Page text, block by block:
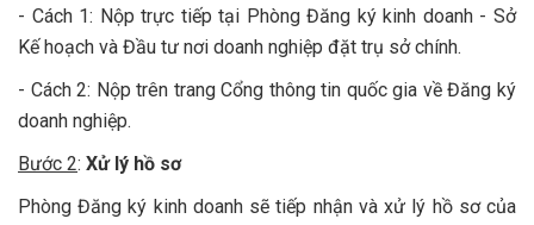
- Cách 1: Nộp trực tiếp tại Phòng Đăng ký kinh doanh - Sở
Kế hoạch và Đầu tư nơi doanh nghiệp đặt trụ sở chính.
- Cách 2: Nộp trên trang Cổng thông tin quốc gia về Đăng ký
doanh nghiệp.
Bước 2: Xử lý hồ sơ
Phòng Đăng ký kinh doanh sẽ tiếp nhận và xử lý hồ sơ của